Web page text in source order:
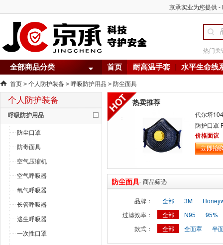
京承实业为您提供
热门关
全部商品分类 首页 耐高温手套 水平生命线
首页 > 个人防护装备 > 呼吸防护用品 > 防尘面具
个人防护装备
呼吸防护用品
防尘口罩
防毒面具
空气压缩机
空气呼吸器
氧气呼吸器
长管呼吸器
逃生呼吸器
一次性口罩
热卖推荐
代尔塔
防护口罩
具
价格面议
防尘面具- 商品筛选
品牌： 全部 3M
过滤效率：
全部 N95
95%
款式：
全部 全面罩 半